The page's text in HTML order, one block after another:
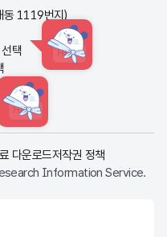
동 1119번지)
택 HINT
HINT
다운로드저작권 정책
Information Service.